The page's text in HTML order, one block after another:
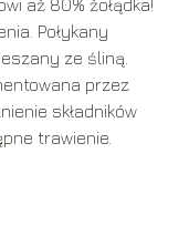
aż 80% żołądka!
Połykany
ze śliną.
przez
składników
trawienie.